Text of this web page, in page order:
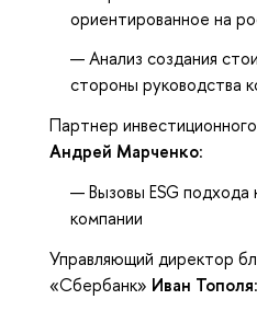
ориентированное на
Анализ создания
стороны руководства
Партнер
Андрей Марченко:
Вызовы ESG
компании
Управляющий директор
«Сбербанк» Иван Тополя: